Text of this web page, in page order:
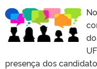
presença dos